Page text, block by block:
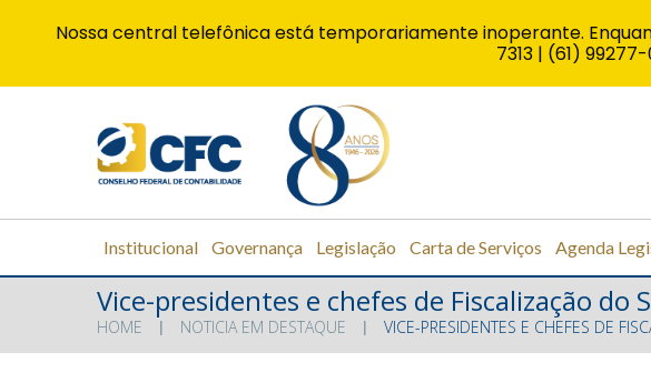
Institucional Governança Legislação Carta de Serviços Agenda
Vice-presidentes e chefes de Fiscalização do
HOME NOTICIA EM DESTAQUE VICE-PRESIDENTES E CHEFES DE
Nossa central telefônica está temporariamente inoperante.
7313 | (61)